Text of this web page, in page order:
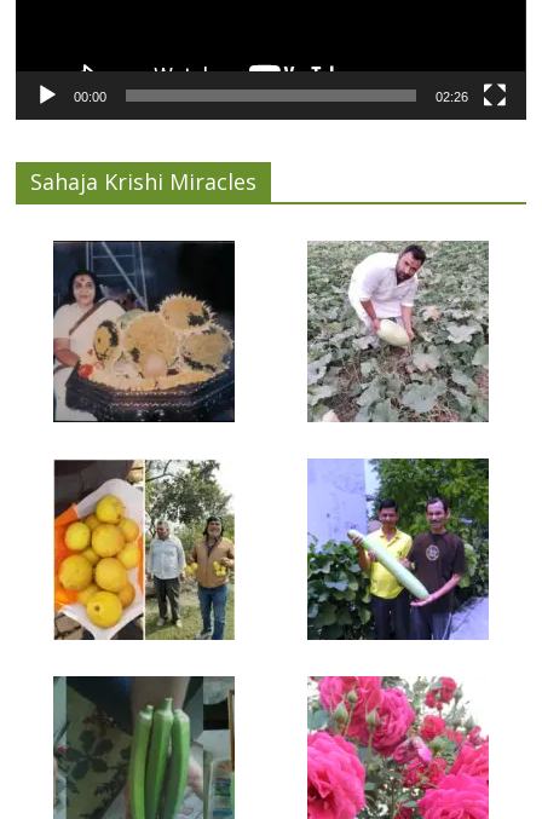
00:00 02:26
Sahaja Krishi Miracles